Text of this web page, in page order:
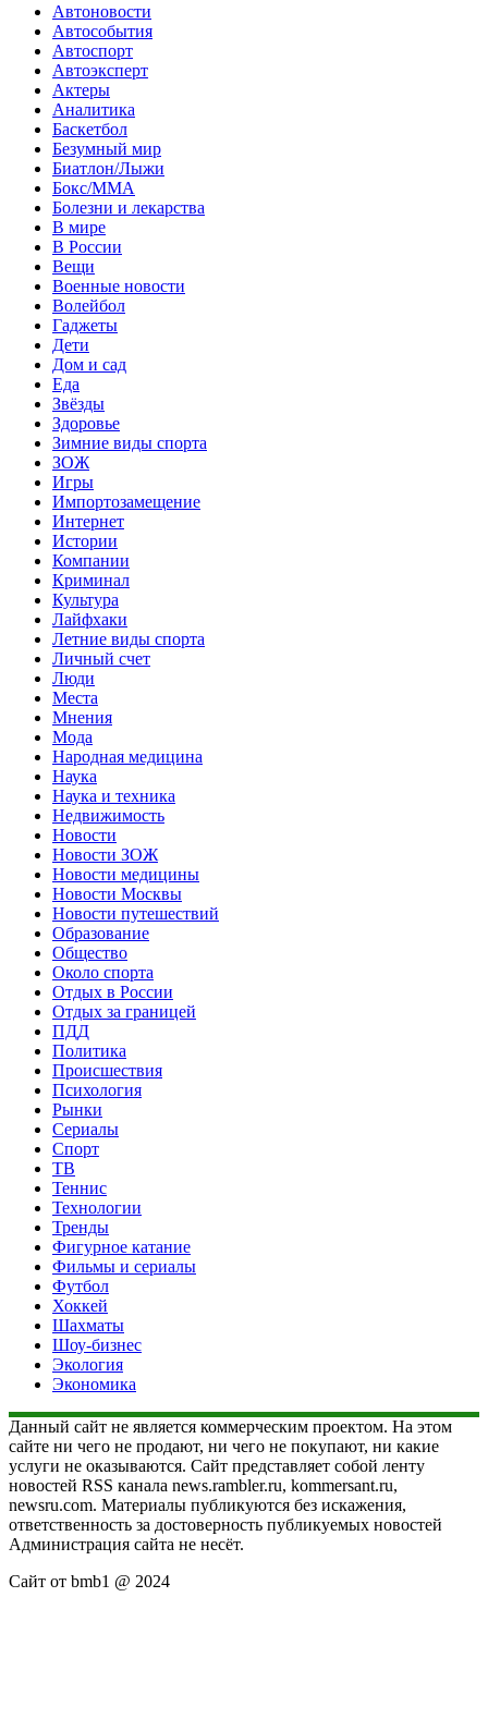
Автоновости
Автособытия
Автоспорт
Автоэксперт
Актеры
Аналитика
Баскетбол
Безумный мир
Биатлон/Лыжи
Бокс/MMA
Болезни и лекарства
В мире
В России
Вещи
Военные новости
Волейбол
Гаджеты
Дети
Дом и сад
Еда
Звёзды
Здоровье
Зимние виды спорта
ЗОЖ
Игры
Импортозамещение
Интернет
Истории
Компании
Криминал
Культура
Лайфхаки
Летние виды спорта
Личный счет
Люди
Места
Мнения
Мода
Народная медицина
Наука
Наука и техника
Недвижимость
Новости
Новости ЗОЖ
Новости медицины
Новости Москвы
Новости путешествий
Образование
Общество
Около спорта
Отдых в России
Отдых за границей
ПДД
Политика
Происшествия
Психология
Рынки
Сериалы
Спорт
ТВ
Теннис
Технологии
Тренды
Фигурное катание
Фильмы и сериалы
Футбол
Хоккей
Шахматы
Шоу-бизнес
Экология
Экономика
Данный сайт не является коммерческим проектом. На этом
сайте ни чего не продают, ни чего не покупают, ни какие
услуги не оказываются. Сайт представляет собой ленту
новостей RSS канала news.rambler.ru, kommersant.ru,
newsru.com. Материалы публикуются без искажения,
ответственность за достоверность публикуемых новостей
Администрация сайта не несёт.
Сайт от bmb1 @ 2024